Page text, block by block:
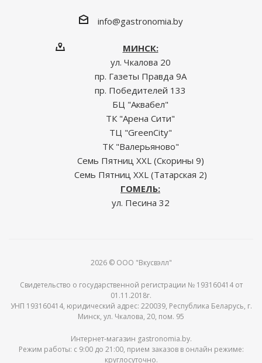
info@gastronomia.by
МИНСК:
ул. Чкалова 20
пр. Газеты Правда 9А
пр. Победителей 133
БЦ "Аквабел"
ТК "Арена Сити"
ТЦ "GreenCity"
ТК "Валерьяново"
Семь Пятниц XXL (Скорины 9)
Семь Пятниц XXL (Татарская 2)
ГОМЕЛЬ:
ул. Песина 32
2026 © ООО "Вкусвэлл"
Свидетельство о государственной регистрации № 193160414 от
01.11.2018г.
УНП 193160414, юридический адрес: 220039, Республика Беларусь, г.
Минск, ул. Чкалова, 20, пом. 95
Интернет-магазин gastronomia.by.
Режим работы: c 9:00 до 21:00, прием заказов в онлайн режиме:
круглосуточно.